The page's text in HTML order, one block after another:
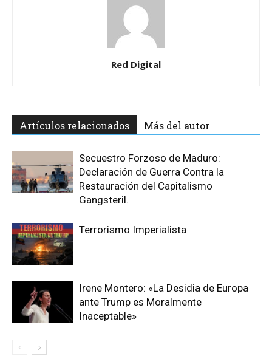
Red Digital
Artículos relacionados Más del autor
Secuestro Forzoso de Maduro:
Declaración de Guerra Contra la
Restauración del Capitalismo
Gangsteril.
Terrorismo Imperialista
Irene Montero: «La Desidia de Europa
ante Trump es Moralmente
Inaceptable»